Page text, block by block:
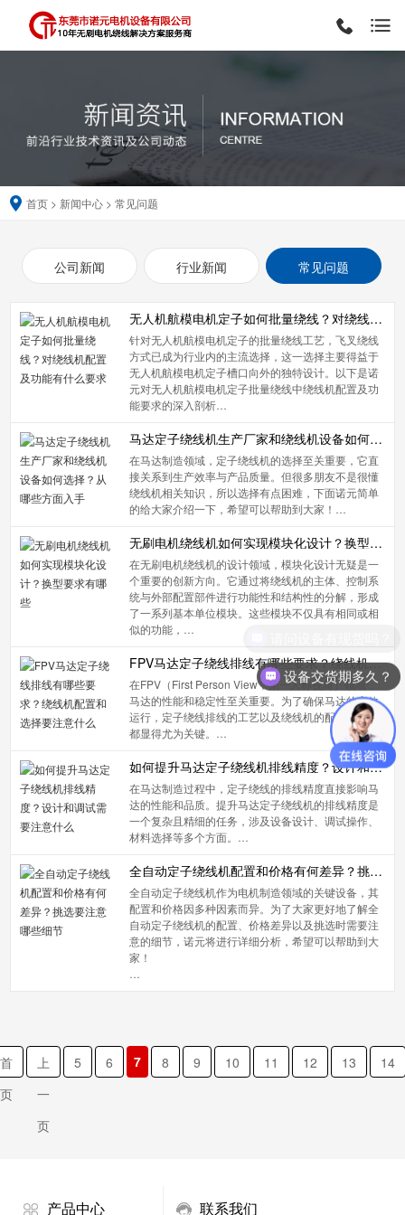
首页 > 新闻中心 >常见问题
公司新闻 行业新闻 常见问题
无人机航模电机定子如何批量绕线？对绕线机配置及功能有什么要求
针对无人机航模电机定子的批量绕线工艺，飞叉绕线
方式已成为行业内的主流选择，这一选择主要得益于
无人机航模电机定子槽口向外的独特设计。以下是诺
元对无人机航模电机定子批量绕线中绕线机配置及功
能要求的深入剖析…
马达定子绕线机生产厂家和绕线机设备如何选择？从哪些方面入手
在马达制造领域，定子绕线机的选择至关重要，它直
接关系到生产效率与产品质量。但很多朋友不是很懂
绕线机相关知识，所以选择有点困难，下面诺元简单
的给大家介绍一下，希望可以帮助到大家！…
无刷电机绕线机如何实现模块化设计？换型要求有哪些
在无刷电机绕线机的设计领域，模块化设计无疑是一
个重要的创新方向。它通过将绕线机的主体、控制系
统与外部配置部件进行功能性和结构性的分解，形成
了一系列基本单位模块。这些模块不仅具有相同或相
似的功能，…
FPV马达定子绕线排线有哪些要求？绕线机配置和选择要注意什么
在FPV（First Person View，第一人称视角）领域，
马达的性能和稳定性至关重要。为了确保马达的高效
运行，定子绕线排线的工艺以及绕线机的配置和选择
都显得尤为关键。…
如何提升马达定子绕线机排线精度？设计和调试需要注意什么
在马达制造过程中，定子绕线的排线精度直接影响马
达的性能和品质。提升马达定子绕线机的排线精度是
一个复杂且精细的任务，涉及设备设计、调试操作、
材料选择等多个方面。…
全自动定子绕线机配置和价格有何差异？挑选要注意哪些细节
全自动定子绕线机作为电机制造领域的关键设备，其
配置和价格因多种因素而异。为了大家更好地了解全
自动定子绕线机的配置、价格差异以及挑选时需要注
意的细节，诺元将进行详细分析，希望可以帮助到大
家！
…
首
页
上
一
页
5 6 7 8 9 10 11 12 13 14
产品中心 联系我们
设备交货期多久？